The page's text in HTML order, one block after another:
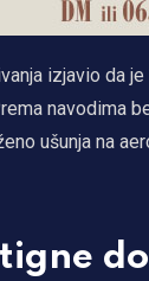
izjavio da
navodima
ušunja na